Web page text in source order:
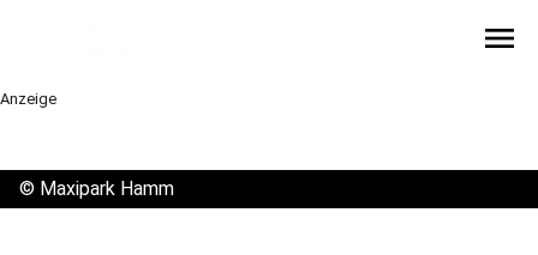
menu
Anzeige
© Maxipark Hamm